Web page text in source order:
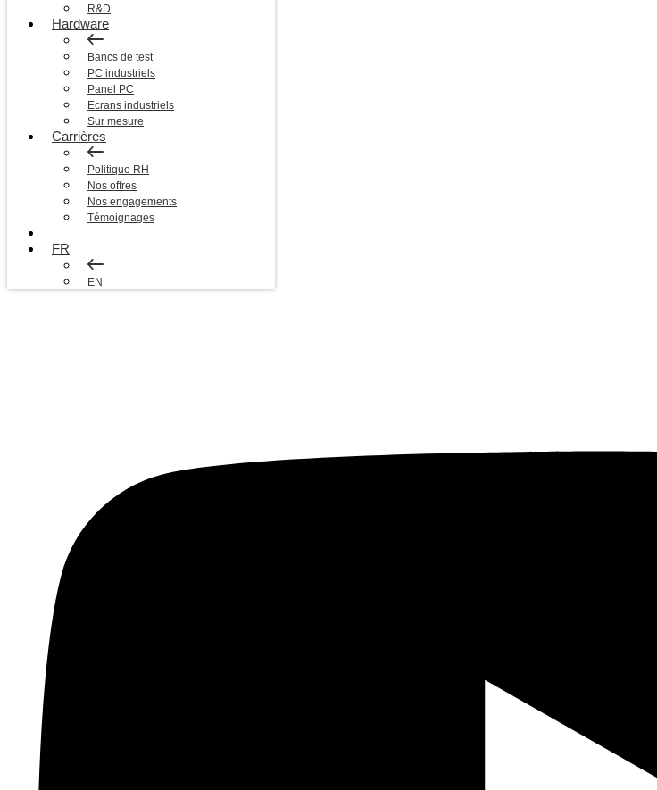
R&D
Hardware
Bancs de test
PC industriels
Panel PC
Ecrans industriels
Sur mesure
Carrières
Politique RH
Nos offres
Nos engagements
Témoignages
FR
EN